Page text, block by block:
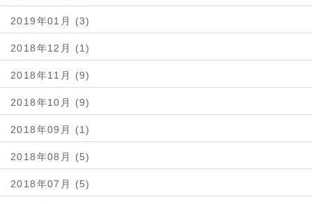
2019年01月 (3)
2018年12月 (1)
2018年11月 (9)
2018年10月 (9)
2018年09月 (1)
2018年08月 (5)
2018年07月 (5)